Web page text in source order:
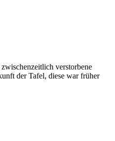
verstorbene
der Tafel, diese war früher